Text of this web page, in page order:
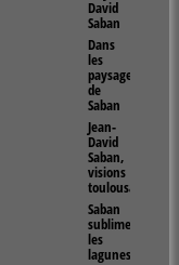
David
Saban
Dans
les
paysages
de
Saban
Jean-
David
Saban,
visions
toulousaines
Saban
sublime
les
lagunes